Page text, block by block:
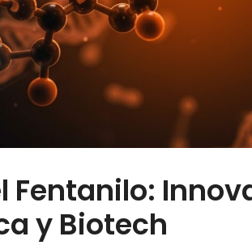
Fentanilo:
y Biotech